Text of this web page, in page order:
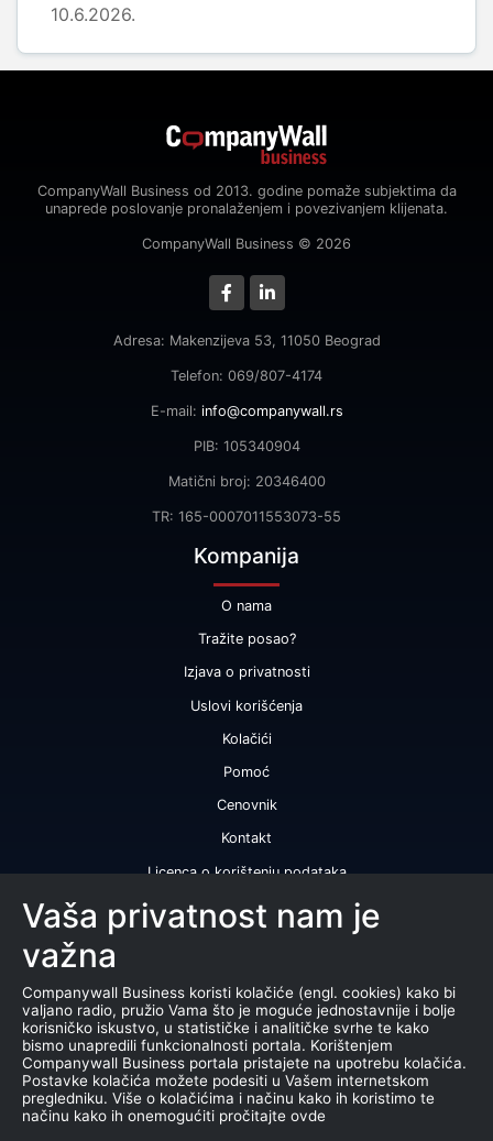
10.6.2026.
CompanyWall Business od 2013. godine pomaže subjektima da
unaprede poslovanje pronalaženjem i povezivanjem klijenata.
CompanyWall Business © 2026
Adresa: Makenzijeva 53, 11050 Beograd
Telefon: 069/807-4174
E-mail: info@companywall.rs
PIB: 105340904
Matični broj: 20346400
TR: 165-0007011553073-55
Kompanija
O nama
Tražite posao?
Izjava o privatnosti
Uslovi korišćenja
Kolačići
Pomoć
Cenovnik
Kontakt
Licenca o korištenju podataka
Naše usluge
Bonitetni izveštaj
Sertifikat bonitetne izvrsnosti
Proizvodi
Saradnja sa registrom APR
Vaša privatnost nam je
važna
Companywall Business koristi kolačiće (engl. cookies) kako bi
valjano radio, pružio Vama što je moguće jednostavnije i bolje
korisničko iskustvo, u statističke i analitičke svrhe te kako
bismo unapredili funkcionalnosti portala. Korištenjem
Companywall Business portala pristajete na upotrebu kolačića.
Postavke kolačića možete podesiti u Vašem internetskom
pregledniku. Više o kolačićima i načinu kako ih koristimo te
načinu kako ih onemogućiti pročitajte ovde